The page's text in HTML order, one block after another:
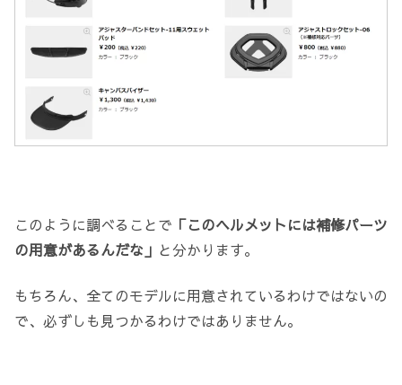
このように調べることで 「このヘルメットには補修パーツ
の用意があるんだな」 と分かります。
もちろん、全てのモデルに用意されているわけではないの
で、必ずしも見つかるわけではありません。